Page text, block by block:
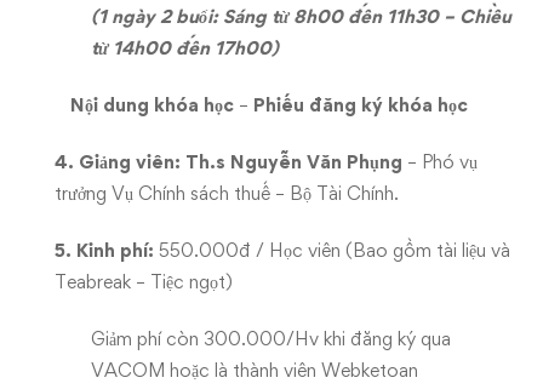
(1 ngày 2 buổi: Sáng từ 8h00 đến 11h30 – Chiều
từ 14h00 đến 17h00)
Nội dung khóa học – Phiếu đăng ký khóa học
4. Giảng viên: Th.s Nguyễn Văn Phụng – Phó vụ
trưởng Vụ Chính sách thuế – Bộ Tài Chính.
5. Kinh phí: 550.000đ / Học viên (Bao gồm tài liệu và
Teabreak – Tiệc ngọt)
Giảm phí còn 300.000/Hv khi đăng ký qua
VACOM hoặc là thành viên Webketoan